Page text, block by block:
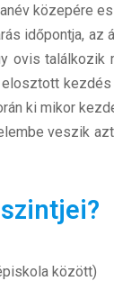
közepére
időpontja,
ovis találkozik
ki mikor
veszik
között)